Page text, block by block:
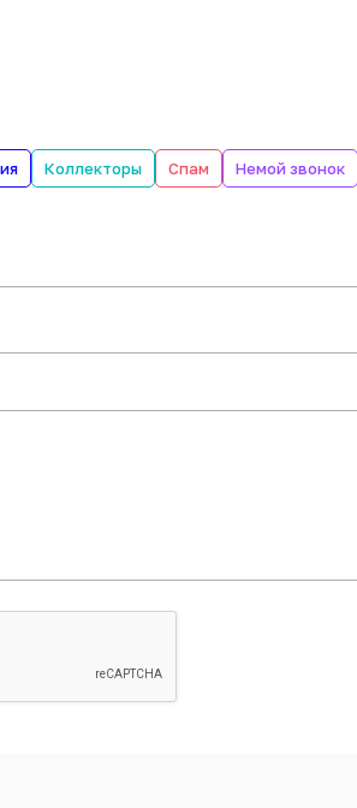
Коллекторы Спам Немой звонок